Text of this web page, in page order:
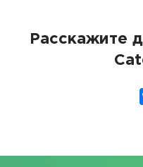
Расскажите